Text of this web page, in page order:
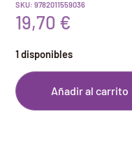
SKU: 9782011559036
19,70 €
1 disponibles
Añadir al carrito